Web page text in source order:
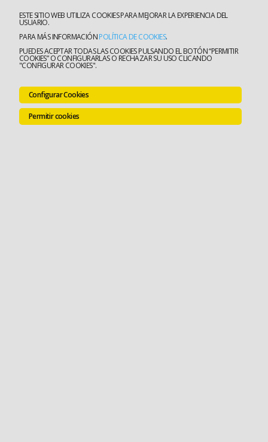
ESTE SITIO WEB UTILIZA COOKIES PARA MEJORAR LA EXPERIENCIA DEL
USUARIO.
PARA MÁS INFORMACIÓNPOLÍTICA DE COOKIES.
PUEDES ACEPTAR TODAS LAS COOKIES PULSANDO EL BOTÓN “PERMITIR
COOKIES” O CONFIGURARLAS O RECHAZAR SU USO CLICANDO
"CONFIGURAR COOKIES".
Configurar Cookies
Permitir cookies